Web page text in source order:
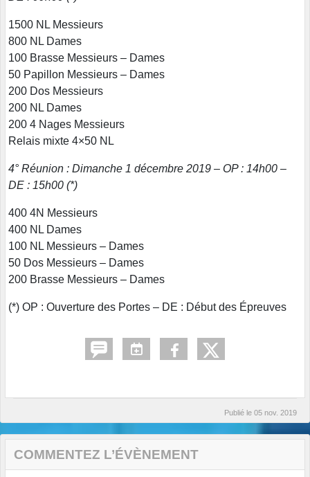
1500 NL Messieurs
800 NL Dames
100 Brasse Messieurs – Dames
50 Papillon Messieurs – Dames
200 Dos Messieurs
200 NL Dames
200 4 Nages Messieurs
Relais mixte 4×50 NL
4° Réunion : Dimanche 1 décembre 2019 – OP : 14h00 –
DE : 15h00 (*)
400 4N Messieurs
400 NL Dames
100 NL Messieurs – Dames
50 Dos Messieurs – Dames
200 Brasse Messieurs – Dames
(*) OP : Ouverture des Portes – DE : Début des Épreuves
Publié le 05 nov. 2019
COMMENTEZ L’ÉVÈNEMENT